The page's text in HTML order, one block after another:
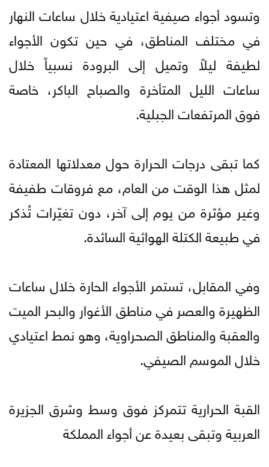
وتسود أجواء صيفية اعتيادية خلال ساعات النهار
في مختلف المناطق، في حين تكون الأجواء
لطيفة ليلاً وتميل إلى البرودة نسبياً خلال
ساعات الليل المتأخرة والصباح الباكر، خاصة
فوق المرتفعات الجبلية.
كما تبقى درجات الحرارة حول معدلاتها المعتادة
لمثل هذا الوقت من العام، مع فروقات طفيفة
وغير مؤثرة من يوم إلى آخر، دون تغيّرات تُذكر
في طبيعة الكتلة الهوائية السائدة.
وفي المقابل، تستمر الأجواء الحارة خلال ساعات
الظهيرة والعصر في مناطق الأغوار والبحر الميت
والعقبة والمناطق الصحراوية، وهو نمط اعتيادي
خلال الموسم الصيفي.
القبة الحرارية تتمركز فوق وسط وشرق الجزيرة
العربية وتبقى بعيدة عن أجواء المملكة